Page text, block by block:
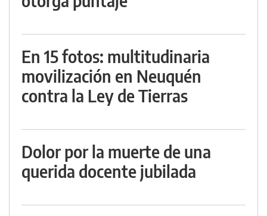
En 15 fotos: multitudinaria
movilización en Neuquén
contra la Ley de Tierras
Dolor por la muerte de una
querida docente jubilada